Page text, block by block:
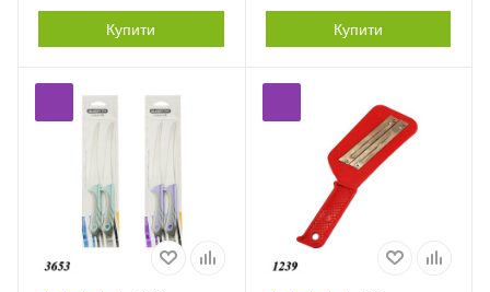
Купити Купити